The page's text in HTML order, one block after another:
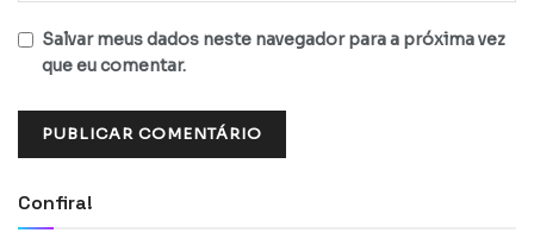
Salvar meus dados neste navegador para a próxima vez
que eu comentar.
Confira!